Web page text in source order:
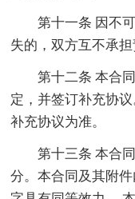
第十一条 因不
失的，双方互不承担
第十二条 本合
定，并签订补充协
补充协议为准。
第十三条 本合
分。本合同及其附